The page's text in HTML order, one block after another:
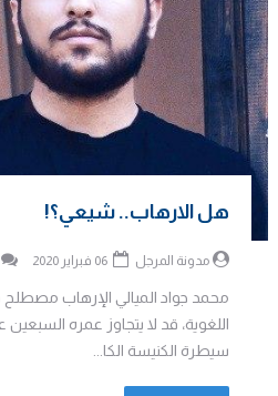
هل الارهاب.. شيعي؟!
مدونة المرجل
محمد جواد الميالي الإرهاب
اللغوية، قد لا يتجاوز عمره
سيطرة الكنيسة الكا...